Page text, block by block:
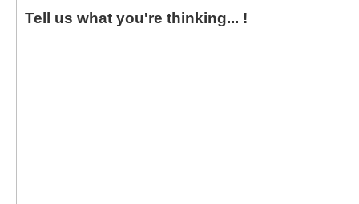
Tell us what you're thinking... !